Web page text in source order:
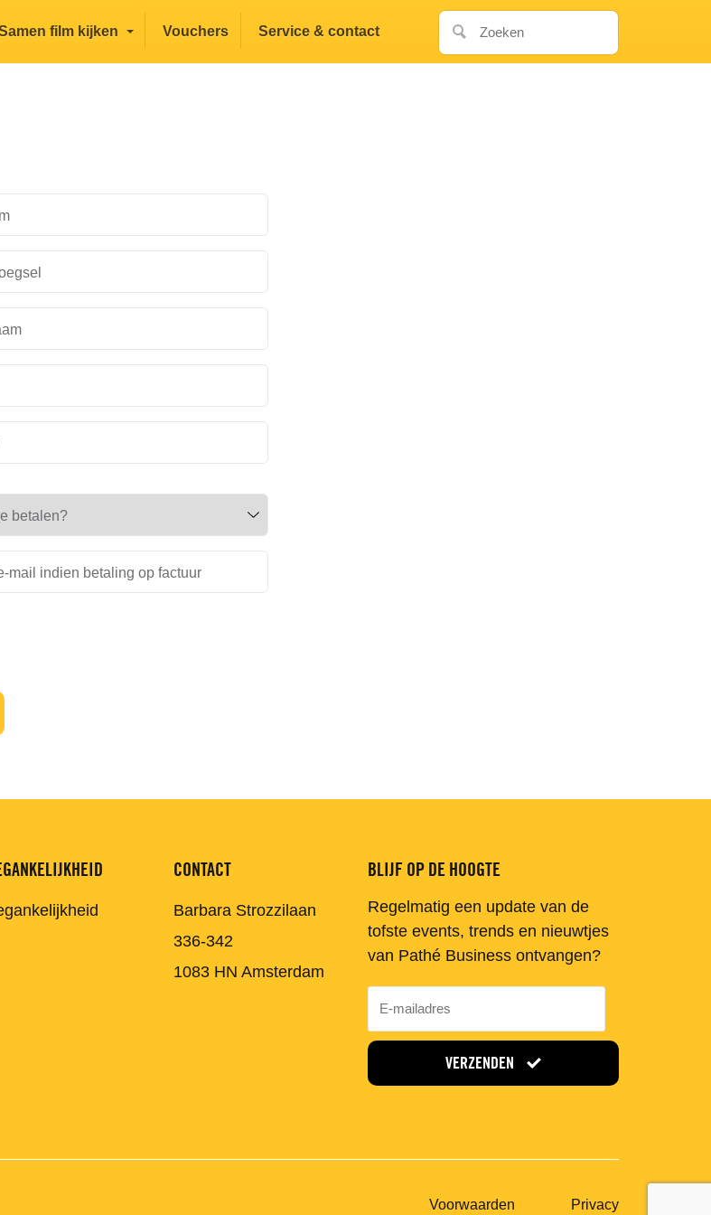
film kijken Vouchers Service & contact
betalen?
mail indien betaling op factuur
CONTACT
Barbara Strozzilaan
336-342
1083 HN Amsterdam
BLIJF OP DE HOOGTE
Regelmatig een update van de
tofste events, trends en nieuwtjes
van Pathé Business ontvangen?
VERZENDEN
Voorwaarden Privacy